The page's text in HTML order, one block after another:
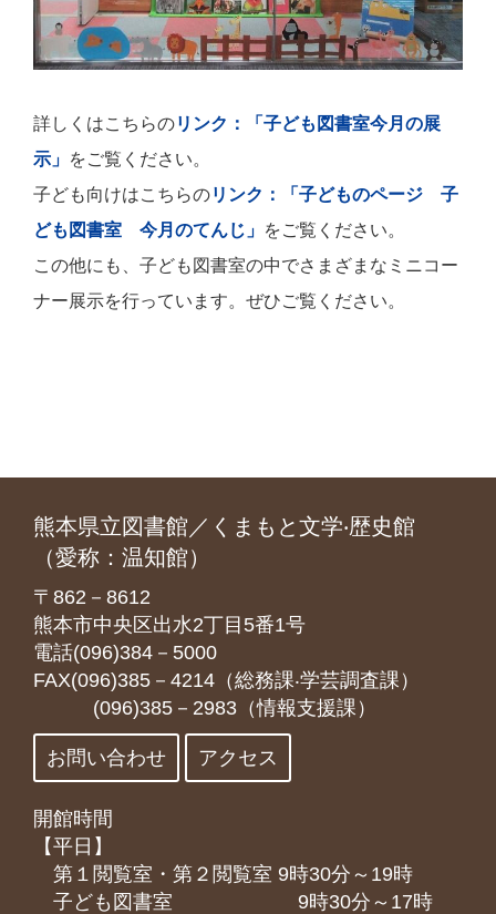
詳しくはこちらのリンク：「子ども図書室今月の展
示」 をご覧ください。
子ども向けはこちらのリンク：「子どものページ 子
ども図書室 今月のてんじ」 をご覧ください。
この他にも、子ども図書室の中でさまざまなミニコー
ナー展示を行っています。ぜひご覧ください。
熊本県立図書館／くまもと文学‧歴史館
（愛称：温知館）
〒862－8612
熊本市中央区出水2丁目5番1号
電話(096)384－5000
FAX(096)385－4214（総務課‧学芸調査課）
(096)385－2983（情報支援課）
お問い合わせ アクセス
開館時間
【平日】
第１閲覧室・第２閲覧室 9時30分～19時
子ども図書室 9時30分～17時